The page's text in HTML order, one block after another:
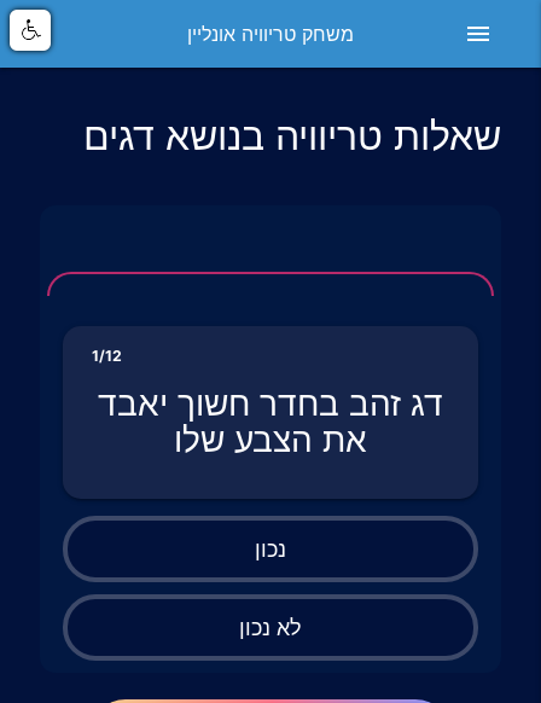
menu משחק טריוויה אונליין
שאלות טריוויה בנושא דגים
1/12
דג זהב בחדר חשוך יאבד
את הצבע שלו
נכון
לא נכון